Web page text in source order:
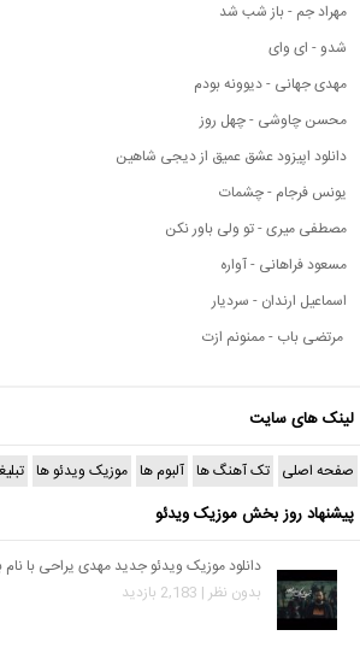
مهراد جم - باز شب شد
شدو - ای وای
مهدی جهانی - دیوونه بودم
محسن چاوشی - چهل روز
دانلود اپیزود عشق عمیق از دیجی شاهین
یونس فرجام - چشمات
مصطفی میری - تو ولی باور نکن
مسعود فراهانی - آواره
اسماعیل ارندان - سردیار
مرتضی باب - ممنونم ازت
لینک های سایت
صفحه اصلی تک آهنگ ها آلبوم ها موزیک ویدئو ها
پیشنهاد روز بخش موزیک ویدئو
دانلود موزیک ویدئو جدید مهدی یراحی با
بدون نظر | 2,183 بازدید